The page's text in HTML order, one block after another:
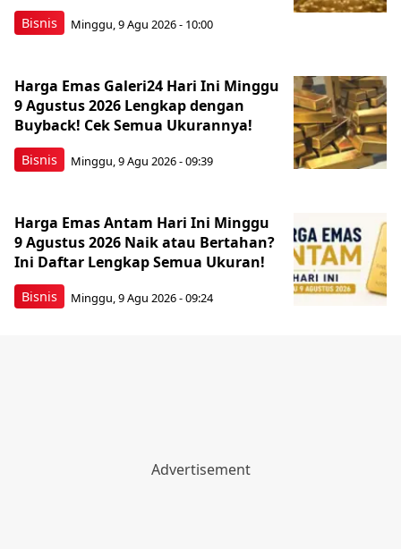
Bisnis Minggu, 9 Agu 2026 - 10:00
Bisnis
Harga Emas Galeri24 Hari Ini Minggu
9 Agustus 2026 Lengkap dengan
Buyback! Cek Semua Ukurannya!
Minggu, 9 Agu 2026 - 09:39
Bisnis
Harga Emas Antam Hari Ini Minggu
9 Agustus 2026 Naik atau Bertahan?
Ini Daftar Lengkap Semua Ukuran!
Minggu, 9 Agu 2026 - 09:24